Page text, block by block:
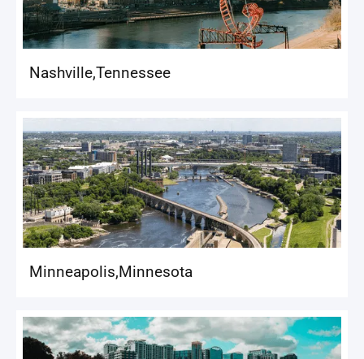
Nashville,Tennessee
Minneapolis,Minnesota